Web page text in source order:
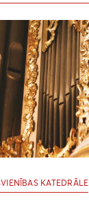
KATEDRĀLE